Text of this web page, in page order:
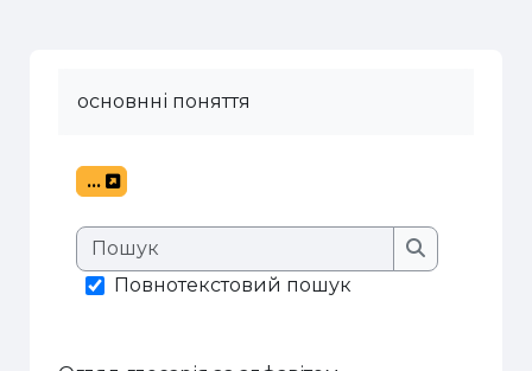
основнні поняття
...
Експорт записів
Пошук
Пошук
Повнотекстовий пошук